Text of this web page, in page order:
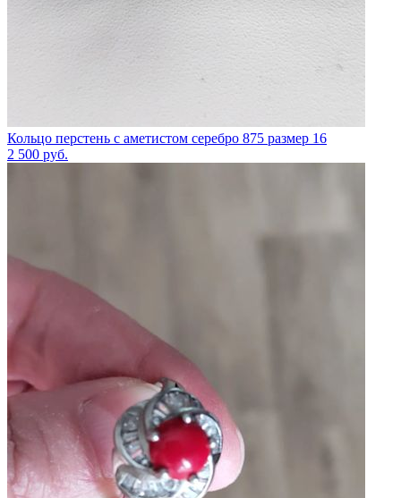
Кольцо перстень с аметистом серебро 875 размер 16
2 500 руб.